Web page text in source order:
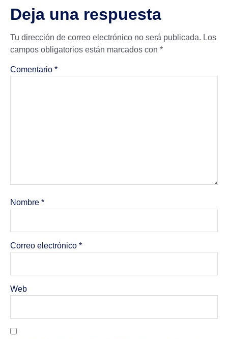
Deja una respuesta
Tu dirección de correo electrónico no será publicada. Los
campos obligatorios están marcados con *
Comentario *
Nombre *
Correo electrónico *
Web